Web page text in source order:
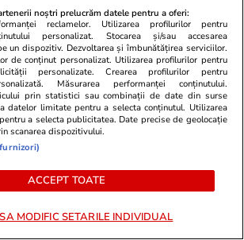
nostru
Risipirea
noștri prelucrăm datele pentru a oferi:
reclamelor. Utilizarea profilurilor pentru
personalizat. Stocarea și/sau accesarea
un dispozitiv. Dezvoltarea și îmbunătățirea serviciilor.
de conținut personalizat. Utilizarea profilurilor pentru
personalizate. Crearea profilurilor pentru
Măsurarea performanței conținutului.
prin statistici sau combinații de date din surse
datelor limitate pentru a selecta conținutul. Utilizarea
a selecta publicitatea. Date precise de geolocație
scanarea dispozitivului.
ACCEPT TOATE
MODIFIC SETARILE INDIVIDUAL